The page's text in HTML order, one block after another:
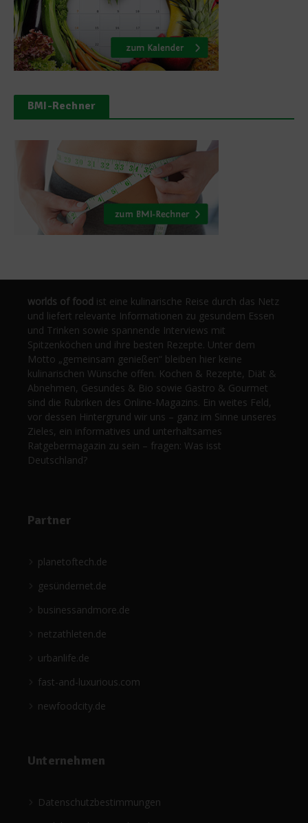
BMI-Rechner
worlds of food ist eine kulinarische Reise durch das Netz
und liefert relevante Informationen zu gesundem Essen
und Trinken sowie spannende Interviews mit
Spitzenköchen und ihre besten Rezepte. Unter dem
Motto „gemeinsam genießen“ bleiben hier keine
kulinarischen Wünsche offen. Kochen & Rezepte, Diät &
Abnehmen, Gesundes & Bio sowie Gastro & Gourmet
sind die Rubriken des Online-Magazins. Ein weites Feld,
vor dessen Hintergrund wir uns – ganz im Sinne unseres
Zieles, ein informatives und unterhaltsames
Ratgebermagazin zu sein – fragen: Was isst
Deutschland?
Partner
planetoftech.de
gesündernet.de
businessandmore.de
netzathleten.de
urbanlife.de
fast-and-luxurious.com
newfoodcity.de
Unternehmen
Datenschutzbestimmungen